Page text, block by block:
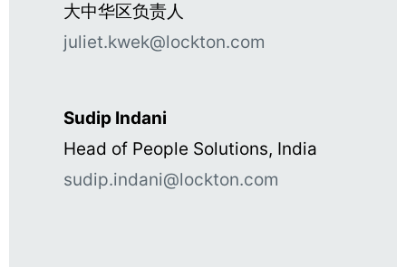
大中华区负责人
juliet.kwek@lockton.com
Sudip Indani
Head of People Solutions, India
sudip.indani@lockton.com